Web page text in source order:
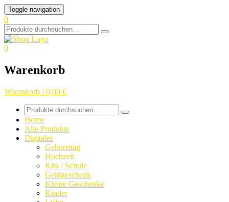
Skip
to
content
Toggle navigation
0
Search
for:
0
Warenkorb
Warenkorb / 0,00 €
Search
for:
Home
Alle Produkte
Digitales
Geburtstag
Hochzeit
Kita / Schule
Geldgeschenk
Kleine Geschenke
Kinder